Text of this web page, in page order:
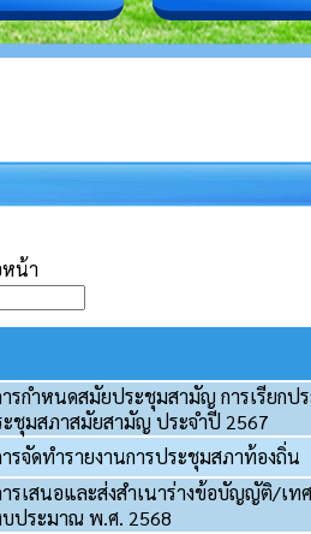
หน้า
รกำหนดสมัยประชุมสามัญ การเรียก
ชุมสภาสมัยสามัญ ประจำปี 2567
รจัดทำรายงานการประชุมสภาท้องถิ่น
รเสนอและส่งสำเนาร่างข้อบัญญัติ/เ
บประมาณ พ.ศ. 2568